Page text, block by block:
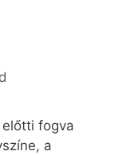
fogva
a